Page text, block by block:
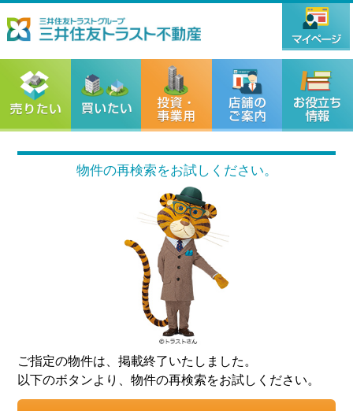
物件の再検索をお試しください。
ご指定の物件は、掲載終了いたしました。
以下のボタンより、物件の再検索をお試しください。